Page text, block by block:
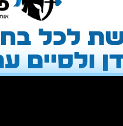
לכל
ולסיים